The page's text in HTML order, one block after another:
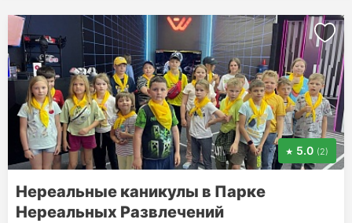
5.0 (2)
Нереальные каникулы в Парке
Нереальных Развлечений